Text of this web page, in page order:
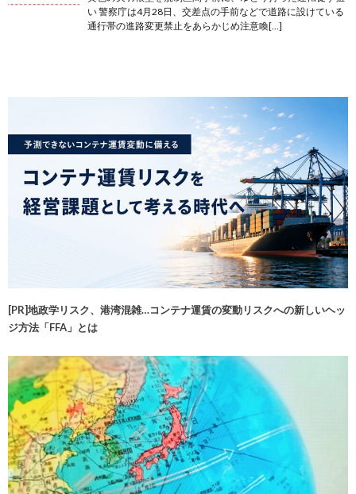
い 警察庁は4月28日、交差点の手前などで道路に設けている
通行帯の進路変更禁止をあらかじめ注意喚[…]
[PR]地政学リスク、港湾混雑…コンテナ運賃の変動リスクへの新しいヘッ
ジ方法「FFA」とは